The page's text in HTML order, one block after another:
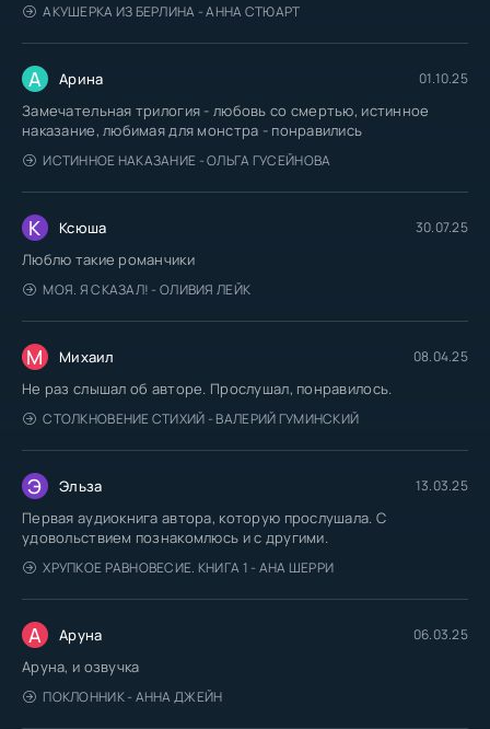
АКУШЕРКА ИЗ БЕРЛИНА - АННА СТЮАРТ
А Арина 01.10.25
Замечательная трилогия - любовь со смертью, истинное
наказание, любимая для монстра - понравились
ИСТИННОЕ НАКАЗАНИЕ - ОЛЬГА ГУСЕЙНОВА
К Ксюша 30.07.25
Люблю такие романчики
МОЯ. Я СКАЗАЛ! - ОЛИВИЯ ЛЕЙК
М Михаил 08.04.25
Не раз слышал об авторе. Прослушал, понравилось.
СТОЛКНОВЕНИЕ СТИХИЙ - ВАЛЕРИЙ ГУМИНСКИЙ
Э Эльза 13.03.25
Первая аудиокнига автора, которую прослушала. С
удовольствием познакомлюсь и с другими.
ХРУПКОЕ РАВНОВЕСИЕ. КНИГА 1 - АНА ШЕРРИ
А Аруна 06.03.25
Аруна, и озвучка
ПОКЛОННИК - АННА ДЖЕЙН